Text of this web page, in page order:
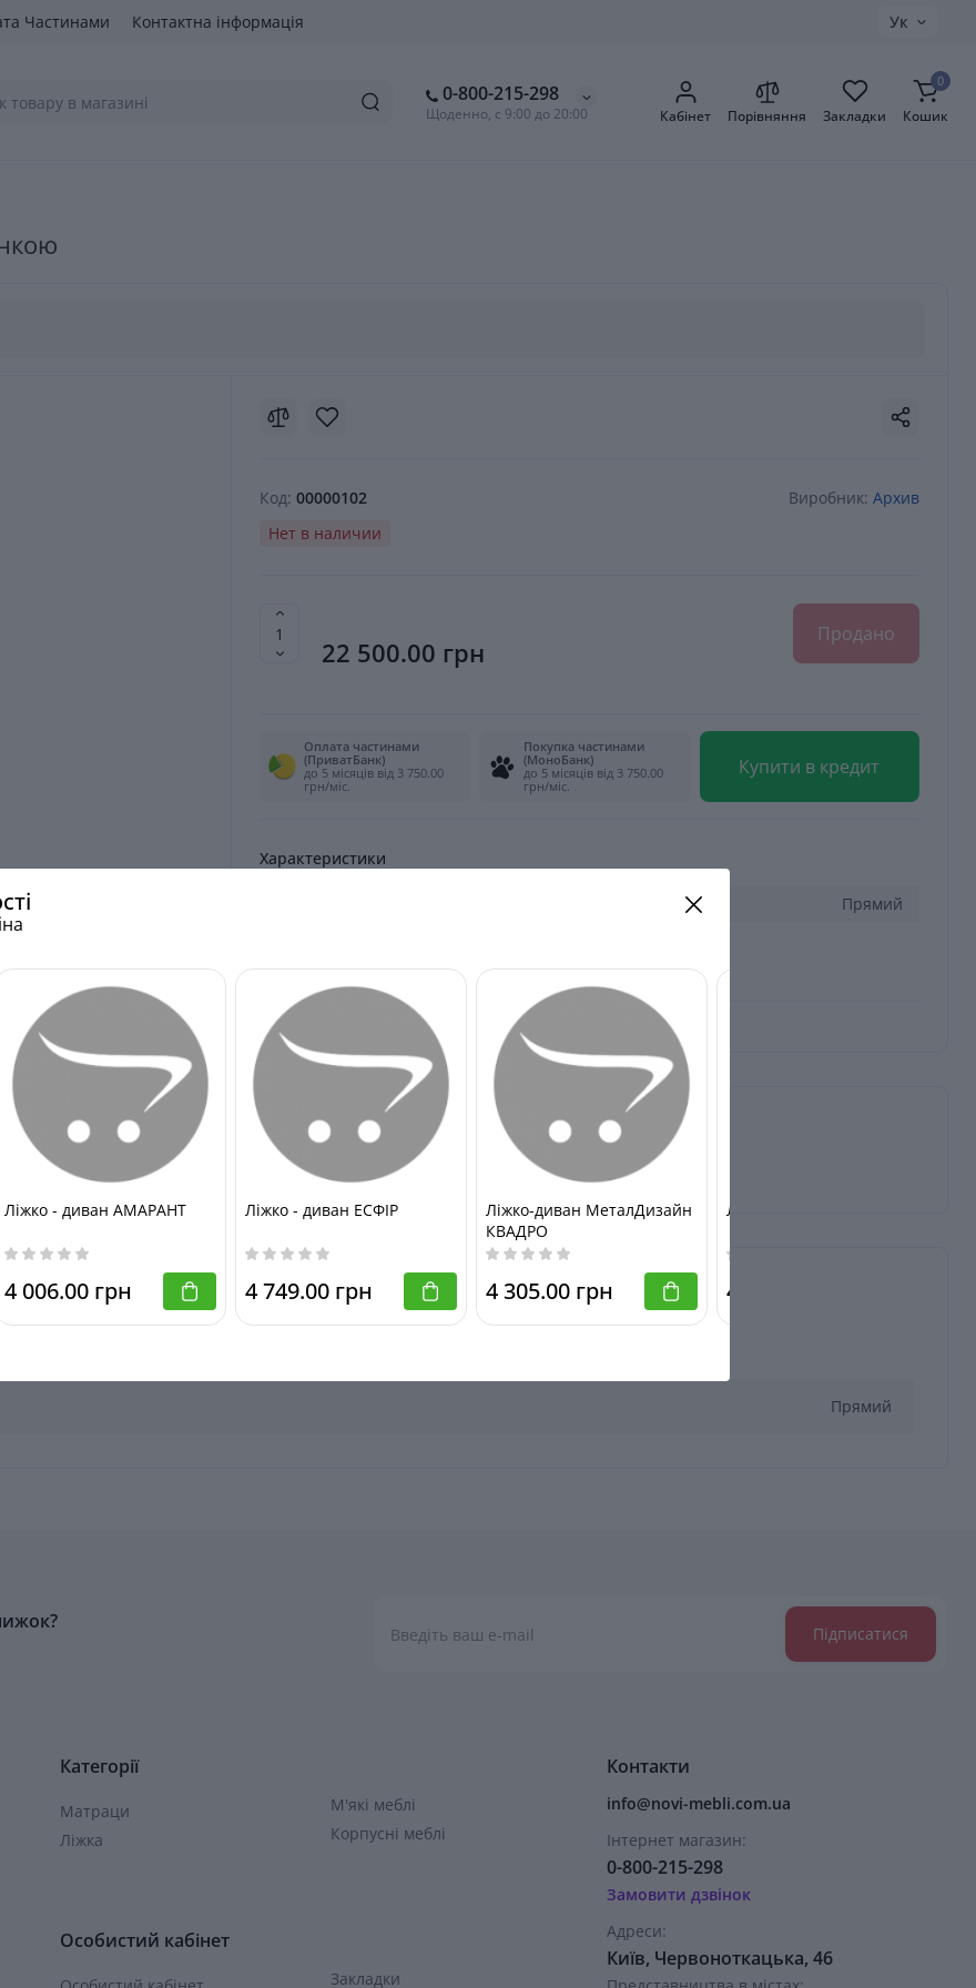
Частинами Контактна інформація Ук
0-800-215-298
Щоденно, с 9:00 до 20:00 Кабінет Порівняння Закладки
0
Кошик
Код: 00000102 Виробник: Архив
Нет в наличии
22 500.00 грн
Продано
Оплата частинами
(ПриватБанк)
до 5 місяців від 3 750.00
грн/міс.
Покупка частинами
(МоноБанк)
до 5 місяців від 3 750.00
грн/міс.
Купити в кредит
Характеристики
Прямий
Лаура Із Задньою Стінкою
Прямий
Підписатися
Категорії
Матраци
Ліжка
М'які меблі
Корпусні меблі
Особистий кабінет
Закладки
Контакти
info@novi-mebli.com.ua
Інтернет магазин:
0-800-215-298
Замовити дзвінок
Адреси:
Київ, Червоноткацька, 46
Ліжко - диван АМАРАНТ
4 006.00 грн
Ліжко - диван ЕСФІР
4 749.00 грн
Ліжко-диван МеталДизайн
КВАДРО
4 305.00 грн
Ліжко-диван САМШИТ
4 006.00 грн